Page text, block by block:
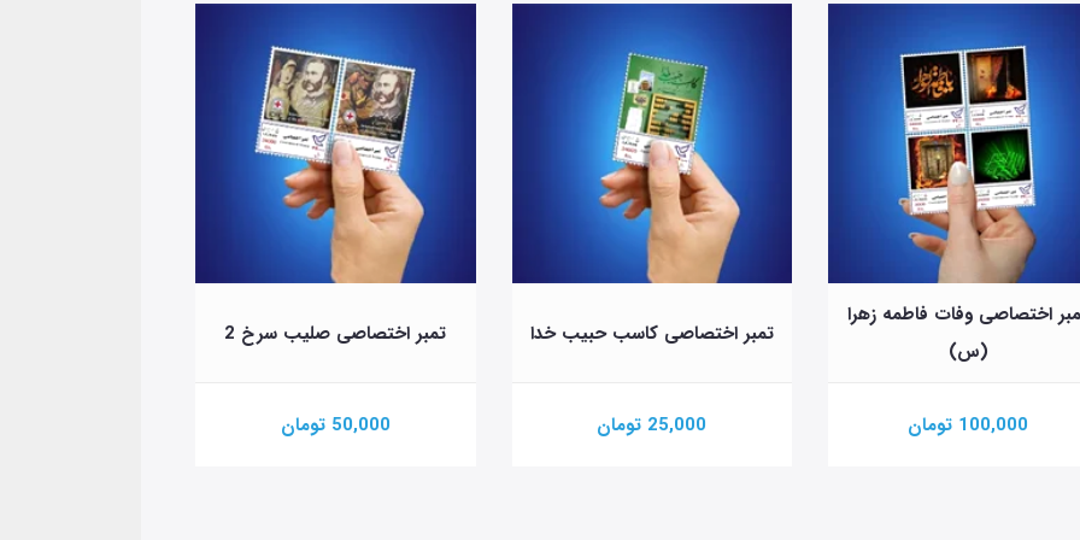
اختصاصی وفات فاطمه زهرا
(س)
100,000 تومان
تمبر اختصاصی کاسب حبیب خدا
25,000 تومان
تمبر اختصاصی صلیب سرخ 2
50,000 تومان